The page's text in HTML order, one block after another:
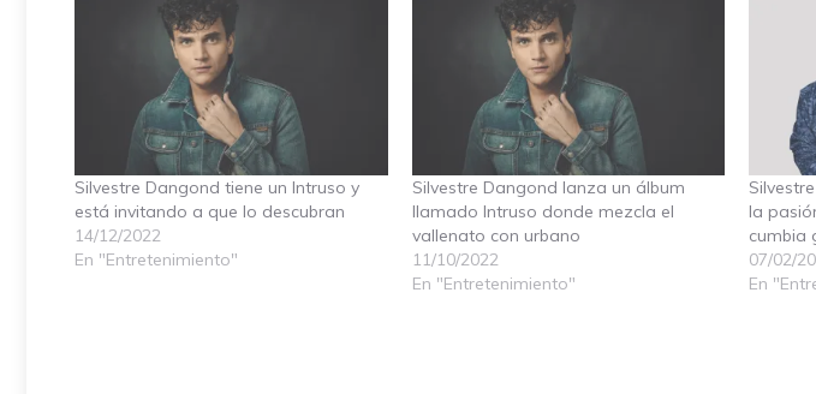
Silvestre Dangond tiene un Intruso y
está invitando a que lo descubran
14/12/2022
En "Entretenimiento"
Silvestre Dangond lanza un álbum
llamado Intruso donde mezcla el
vallenato con urbano
11/10/2022
En "Entretenimiento"
la
cumbia
07/02/
En